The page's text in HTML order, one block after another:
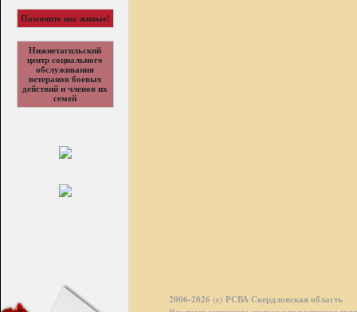
Помяните нас живые!
Нижнетагильский
центр социального
обслуживания
ветеранов боевых
действий и членов их
семей
2006-2026 (с) РСВА Свердловская область